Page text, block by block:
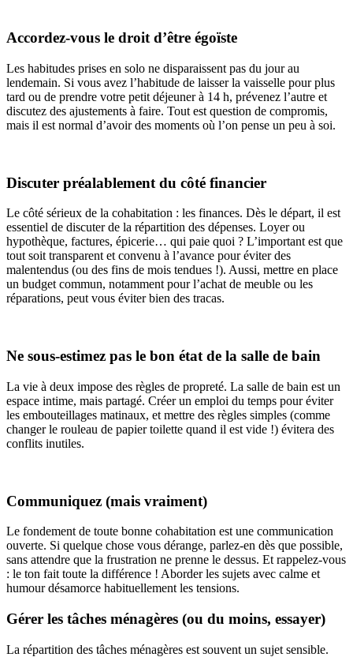
Accordez-vous le droit d’être égoïste
Les habitudes prises en solo ne disparaissent pas du jour au
lendemain. Si vous avez l’habitude de laisser la vaisselle pour plus
tard ou de prendre votre petit déjeuner à 14 h, prévenez l’autre et
discutez des ajustements à faire. Tout est question de compromis,
mais il est normal d’avoir des moments où l’on pense un peu à soi.
Discuter préalablement du côté financier
Le côté sérieux de la cohabitation : les finances. Dès le départ, il est
essentiel de discuter de la répartition des dépenses. Loyer ou
hypothèque, factures, épicerie… qui paie quoi ? L’important est que
tout soit transparent et convenu à l’avance pour éviter des
malentendus (ou des fins de mois tendues !). Aussi, mettre en place
un budget commun, notamment pour l’achat de meuble ou les
réparations, peut vous éviter bien des tracas.
Ne sous-estimez pas le bon état de la salle de bain
La vie à deux impose des règles de propreté. La salle de bain est un
espace intime, mais partagé. Créer un emploi du temps pour éviter
les embouteillages matinaux, et mettre des règles simples (comme
changer le rouleau de papier toilette quand il est vide !) évitera des
conflits inutiles.
Communiquez (mais vraiment)
Le fondement de toute bonne cohabitation est une communication
ouverte. Si quelque chose vous dérange, parlez-en dès que possible,
sans attendre que la frustration ne prenne le dessus. Et rappelez-vous
: le ton fait toute la différence ! Aborder les sujets avec calme et
humour désamorce habituellement les tensions.
Gérer les tâches ménagères (ou du moins, essayer)
La répartition des tâches ménagères est souvent un sujet sensible.